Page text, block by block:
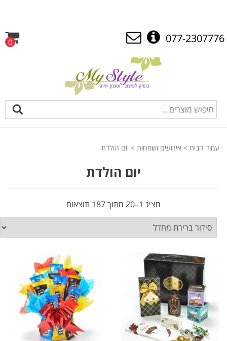
077-2307776
0
עמוד הבית > אירועים ושמחות > יום הולדת
יום הולדת
מציג 1–20 מתוך 187 תוצאות